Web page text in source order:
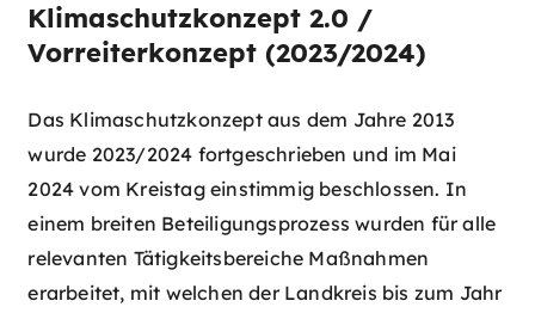
Klimaschutzkonzept 2.0 /
Vorreiterkonzept (2023/2024)
Das Klimaschutzkonzept aus dem Jahre 2013
wurde 2023/2024 fortgeschrieben und im Mai
2024 vom Kreistag einstimmig beschlossen. In
einem breiten Beteiligungsprozess wurden für alle
relevanten Tätigkeitsbereiche Maßnahmen
erarbeitet, mit welchen der Landkreis bis zum Jahr